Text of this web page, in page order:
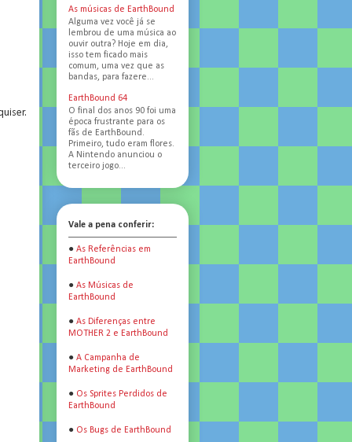
As músicas de EarthBound
Alguma vez você já se
lembrou de uma música ao
ouvir outra? Hoje em dia,
isso tem ficado mais
comum, uma vez que as
bandas, para fazere...
EarthBound 64
O final dos anos 90 foi uma
época frustrante para os
fãs de EarthBound.
Primeiro, tudo eram flores.
A Nintendo anunciou o
terceiro jogo...
Vale a pena conferir:
● As Referências em
EarthBound
● As Músicas de
EarthBound
● As Diferenças entre
MOTHER 2 e EarthBound
● A Campanha de
Marketing de EarthBound
● Os Sprites Perdidos de
EarthBound
● Os Bugs de EarthBound